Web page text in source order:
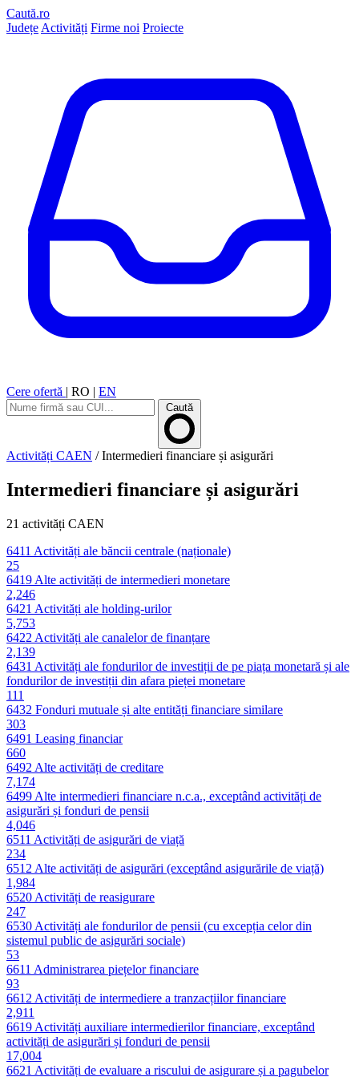
Caută.ro
Județe Activități Firme noi Proiecte
Cere ofertă | RO | EN
Caută
Activități CAEN / Intermedieri financiare și asigurări
Intermedieri financiare și asigurări
21 activități CAEN
6411 Activități ale băncii centrale (naționale)
25
6419 Alte activități de intermedieri monetare
2,246
6421 Activități ale holding-urilor
5,753
6422 Activități ale canalelor de finanțare
2,139
6431 Activități ale fondurilor de investiții de pe piața monetară și ale
fondurilor de investiții din afara pieței monetare
111
6432 Fonduri mutuale și alte entități financiare similare
303
6491 Leasing financiar
660
6492 Alte activități de creditare
7,174
6499 Alte intermedieri financiare n.c.a., exceptând activități de
asigurări și fonduri de pensii
4,046
6511 Activități de asigurări de viață
234
6512 Alte activități de asigurări (exceptând asigurările de viață)
1,984
6520 Activități de reasigurare
247
6530 Activități ale fondurilor de pensii (cu excepția celor din
sistemul public de asigurări sociale)
53
6611 Administrarea piețelor financiare
93
6612 Activități de intermediere a tranzacțiilor financiare
2,911
6619 Activități auxiliare intermedierilor financiare, exceptând
activități de asigurări și fonduri de pensii
17,004
6621 Activități de evaluare a riscului de asigurare și a pagubelor